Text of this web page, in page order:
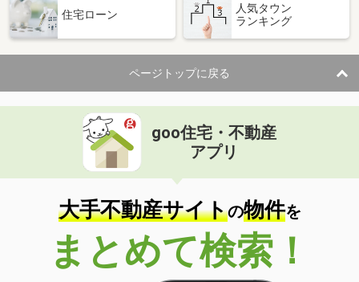
住宅ローン
人気タウン
ランキング
ページトップに戻る
goo住宅・不動産
アプリ
大手不動産サイトの物件を
まとめて検索！